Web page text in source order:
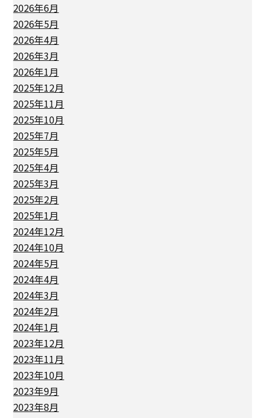
2026年6月
2026年5月
2026年4月
2026年3月
2026年1月
2025年12月
2025年11月
2025年10月
2025年7月
2025年5月
2025年4月
2025年3月
2025年2月
2025年1月
2024年12月
2024年10月
2024年5月
2024年4月
2024年3月
2024年2月
2024年1月
2023年12月
2023年11月
2023年10月
2023年9月
2023年8月